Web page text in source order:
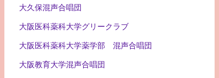
大久保混声合唱団
大阪医科薬科大学グリークラブ
大阪医科薬科大学薬学部 混声合唱団
大阪教育大学混声合唱団